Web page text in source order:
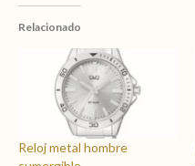
Relacionado
Reloj metal hombre